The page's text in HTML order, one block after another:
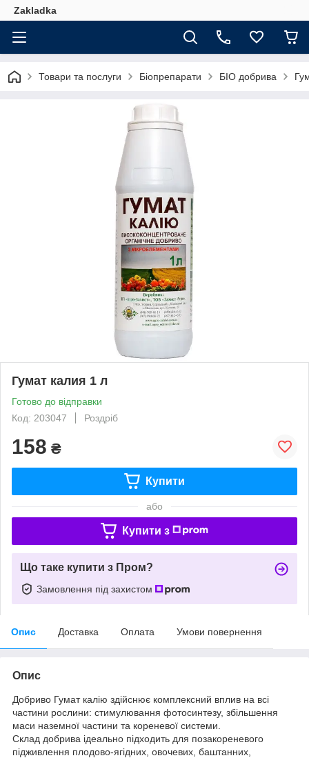
Zakladka
Товари та послуги Біопрепарати БІО добрива
Гумат калия 1 л
Готово до відправки
Код: 203047
Роздріб
158 ₴
Купити
або
Купити з
Що таке купити з Пром?
Замовлення під захистом
Опис Доставка Оплата Умови повернення
Опис
Добриво Гумат калію здійснює комплексний вплив на всі
частини рослини: стимулювання фотосинтезу, збільшення
маси наземної частини та кореневої системи.
Склад добрива ідеально підходить для позакореневого
підживлення плодово-ягідних, овочевих, баштанних,